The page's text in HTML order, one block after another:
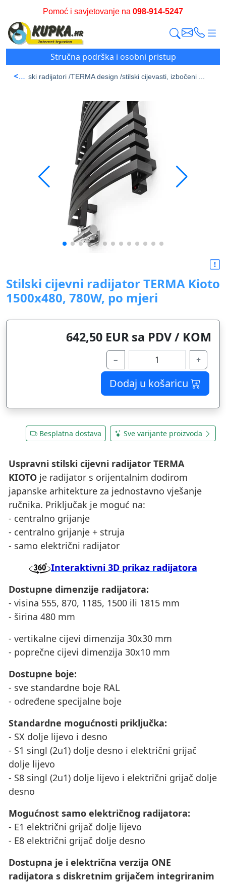
Pomoć i savjetovanje na 098-914-5247
Stručna podrška i osobni pristup
<
Kupaonski radijatori /TERMA design /stilski cijevasti, izbočeni ...
Stilski cijevni radijator TERMA Kioto
1500x480, 780W, po mjeri
642,50 EUR sa PDV / KOM
− +
Dodaj u košaricu
Besplatna dostava Sve varijante proizvoda
Uspravni stilski cijevni radijator TERMA
KIOTO je radijator s orijentalnim dodirom
japanske arhitekture za jednostavno vješanje
ručnika. Priključak je moguć na:
- centralno grijanje
- centralno grijanje + struja
- samo električni radijator
Interaktivni 3D prikaz radijatora
Dostupne dimenzije radijatora:
- visina 555, 870, 1185, 1500 ili 1815 mm
- širina 480 mm
- vertikalne cijevi dimenzija 30x30 mm
- poprečne cijevi dimenzija 30x10 mm
Dostupne boje:
- sve standardne boje RAL
- određene specijalne boje
Standardne mogućnosti priključka:
- SX dolje lijevo i desno
- S1 singl (2u1) dolje desno i električni grijač
dolje lijevo
- S8 singl (2u1) dolje lijevo i električni grijač dolje
desno
Mogućnost samo električnog radijatora:
- E1 električni grijač dolje lijevo
- E8 električni grijač dolje desno
Dostupna je i električna verzija ONE
radijatora s diskretnim grijačem integriranim